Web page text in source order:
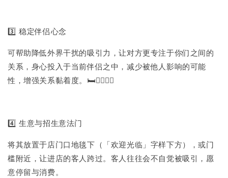
3️⃣ 稳定伴侣心念
可帮助降低外界干扰的吸引力，让对方更专注于你们之间的
关系，身心投入于当前伴侣之中，减少被他人影响的可能
性，增强关系黏着度。🛏❤️‍🔥❤️‍🔥
4️⃣ 生意与招生意法门
将其放置于店门口地毯下（「欢迎光临」字样下方），或门
槛附近，让进店的客人跨过。客人往往会不自觉被吸引，愿
意停留与消费。